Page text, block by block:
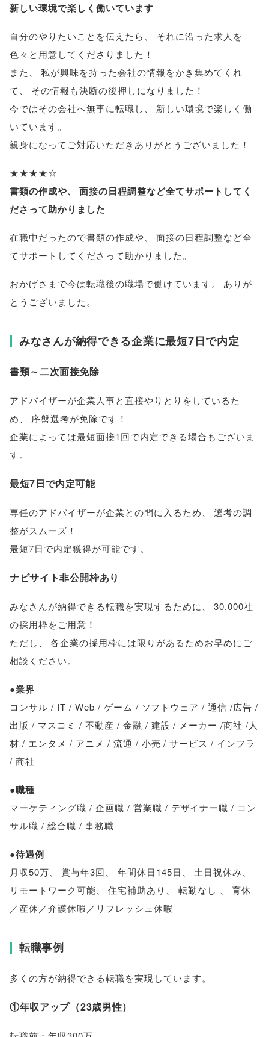
新しい環境で楽しく働いています
自分のやりたいことを伝えたら
それに沿った求人を
色々と用意してくださりました！
また
私が興味を持った会社の情報をかき集めてくれ
て
その情報も決断の後押しになりました！
今ではその会社へ無事に転職し
新しい環境で楽しく働
いています。
親身になってご対応いただきありがとうございました！
★★★★☆
書類の作成や、
面接の日程調整など全てサポートしてく
ださって助かりました
在職中だったので書類の作成や
面接の日程調整など全
てサポートしてくださって助かりました 。
おかげさまで今は転職後の職場で働けています。
ありが
とうございました 。
みなさんが納得できる企業に最短7日で内定
書類～二次面接免除
アドバイザーが企業人事と直接やりとりをしているた
め、
序盤選考が免除です！
企業によっては最短面接1回で内定できる場合もございま
す。
最短7日で内定可能
専任のアドバイザーが企業との間に入るため
選考の調
整がスムーズ！
最短7日で内定獲得が可能です。
ナビサイト非公開枠あり
みなさんが納得できる転職を実現するために
30,000社
の採用枠をご用意！
ただし
各企業の採用枠には限りがあるためお早めにご
相談ください。
●業界
コンサル / IT / Web / ゲーム / ソフトウェア / 通信 /広告 /
出版 / マスコミ / 不動産 / 金融 / 建設 / メーカー /商社 /人
材 / エンタメ / アニメ / 流通 / 小売 / サービス / インフラ
/ 商社
●職種
マーケティング職 / 企画職 / 営業職 / デザイナー職 / コン
サル職 / 総合職 / 事務職
●待遇例
月収50万 賞与年3回 年間休日145日 土日祝休み
リモートワーク可能
住宅補助あり 転勤なし
育休
／産休／介護休暇／リフレッシュ休暇
転職事例
多くの方が納得できる転職を実現しています。
①年収アップ （23歳男性）